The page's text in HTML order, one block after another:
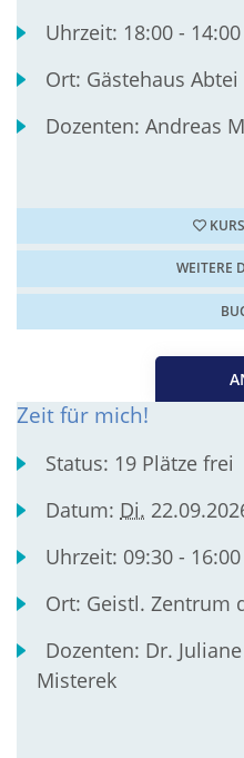
Uhrzeit: 18:00 -
Ort: Gästehaus
Dozenten:Andreas
WEITERE
Zeit für mich!
Status: 19 Plätze frei
Datum: Di.
Uhrzeit: 09:30 -
Ort: Geistl. Zentrum
Dozenten: Dr.
Misterek